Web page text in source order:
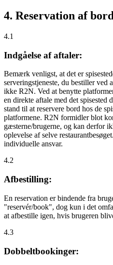
4. Reservation af
4.1
Indgåelse af aftaler:
Bemærk venligst, at det er
serveringstjeneste, du bestiller ved
ikke R2N. Ved at benytte
en direkte aftale med det
stand til at reservere bord hos de
platformene. R2N formidler blot
gæsterne/brugerne, og kan derfor
oplevelse af selve
individuelle ansvar.
4.2
Afbestilling:
En reservation er bindende fra
"reservér/book", dog kun i det
at afbestille igen, hvis brugeren
4.3
Dobbeltbookinger: